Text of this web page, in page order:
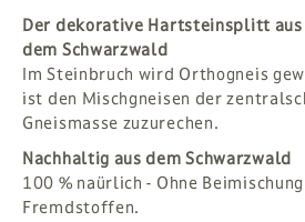
Der dekorative Hartsteinsplitt aus
dem Schwarzwald
Im Steinbruch wird Orthogneis
ist den Mischgneisen der
Gneismasse zuzurechen.
Nachhaltig aus dem Schwarzwald
100 % naürlich - Ohne
Fremdstoffen.